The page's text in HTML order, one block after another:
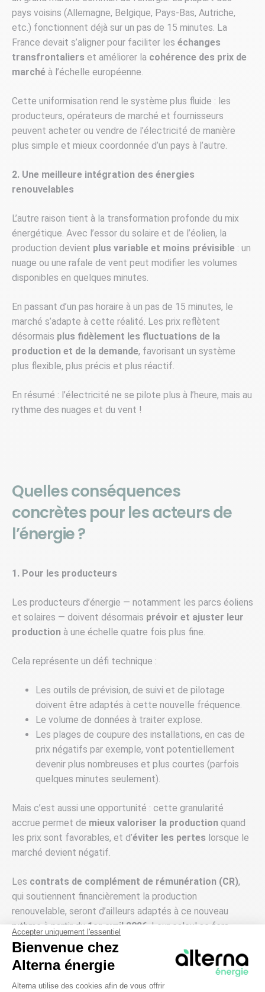
pays voisins (Allemagne, Belgique, Pays-Bas, Autriche,
etc.) fonctionnent déjà sur un pas de 15 minutes. La
France devait s’aligner pour faciliter les échanges
transfrontaliers et améliorer la cohérence des prix de
marché à l’échelle européenne.
Cette uniformisation rend le système plus fluide : les
producteurs, opérateurs de marché et fournisseurs
peuvent acheter ou vendre de l’électricité de manière
plus simple et mieux coordonnée d’un pays à l’autre.
2. Une meilleure intégration des énergies
renouvelables
L’autre raison tient à la transformation profonde du mix
énergétique. Avec l’essor du solaire et de l’éolien, la
production devient plus variable et moins prévisible : un
nuage ou une rafale de vent peut modifier les volumes
disponibles en quelques minutes.
En passant d’un pas horaire à un pas de 15 minutes, le
marché s’adapte à cette réalité. Les prix reflètent
désormais plus fidèlement les fluctuations de la
production et de la demande, favorisant un système
plus flexible, plus précis et plus réactif.
En résumé : l’électricité ne se pilote plus à l’heure, mais au
rythme des nuages et du vent !
Quelles conséquences
concrètes pour les acteurs de
l’énergie ?
1. Pour les producteurs
Les producteurs d’énergie — notamment les parcs éoliens
et solaires — doivent désormais prévoir et ajuster leur
production à une échelle quatre fois plus fine.
Cela représente un défi technique :
Les outils de prévision, de suivi et de pilotage
doivent être adaptés à cette nouvelle fréquence.
Le volume de données à traiter explose.
Les plages de coupure des installations, en cas de
prix négatifs par exemple, vont potentiellement
devenir plus nombreuses et plus courtes (parfois
quelques minutes seulement).
Mais c’est aussi une opportunité : cette granularité
accrue permet de mieux valoriser la production quand
les prix sont favorables, et d’éviter les pertes lorsque le
marché devient négatif.
Les contrats de complément de rémunération (CR),
qui soutiennent financièrement la production
renouvelable, seront d’ailleurs adaptés à ce nouveau
rythme à partir du1er avril 2026. Leur calcul se fera
également par tranche de 15 minutes, afin d’être
cohérent avec le marché Spot.
2. Pour les fournisseurs et agrégateurs
Accepter uniquement l'essentiel
Bienvenue chez
Alterna énergie
Plateforme de Gestion du
Alterna utilise des cookies afin de vous offrir